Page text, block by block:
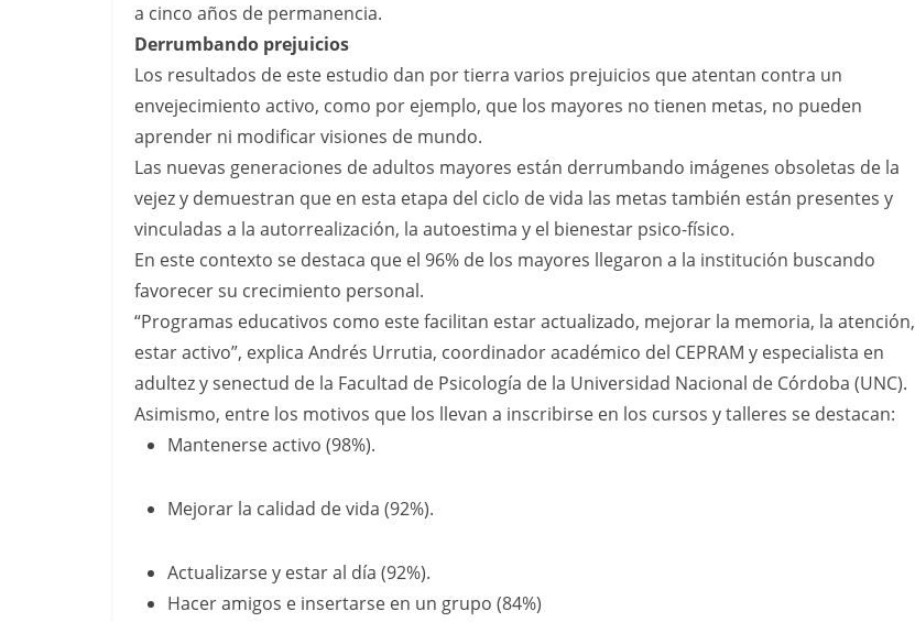
a cinco años de permanencia.
Derrumbando prejuicios
Los resultados de este estudio dan por tierra varios prejuicios que atentan contra un
envejecimiento activo, como por ejemplo, que los mayores no tienen metas, no pueden
aprender ni modificar visiones de mundo.
Las nuevas generaciones de adultos mayores están derrumbando imágenes obsoletas de la
vejez y demuestran que en esta etapa del ciclo de vida las metas también están presentes y
vinculadas a la autorrealización, la autoestima y el bienestar psico-físico.
En este contexto se destaca que el 96% de los mayores llegaron a la institución buscando
favorecer su crecimiento personal.
“Programas educativos como este facilitan estar actualizado, mejorar la memoria, la atención,
estar activo”, explica Andrés Urrutia, coordinador académico del CEPRAM y especialista en
adultez y senectud de la Facultad de Psicología de la Universidad Nacional de Córdoba (UNC).
Asimismo, entre los motivos que los llevan a inscribirse en los cursos y talleres se destacan:
Mantenerse activo (98%).
Mejorar la calidad de vida (92%).
Actualizarse y estar al día (92%).
Hacer amigos e insertarse en un grupo (84%)